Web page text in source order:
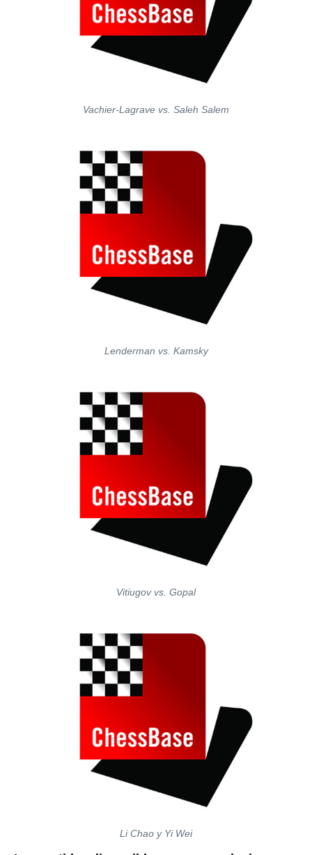
Vachier-Lagrave vs. Saleh Salem
Lenderman vs. Kamsky
Vitiugov vs. Gopal
Li Chao y Yi Wei